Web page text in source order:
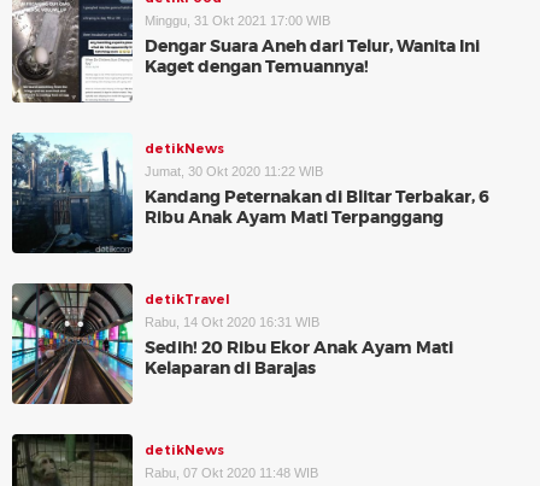
Minggu, 31 Okt 2021 17:00 WIB
Dengar Suara Aneh dari Telur, Wanita Ini
Kaget dengan Temuannya!
detikNews
Jumat, 30 Okt 2020 11:22 WIB
Kandang Peternakan di Blitar Terbakar, 6
Ribu Anak Ayam Mati Terpanggang
detikTravel
Rabu, 14 Okt 2020 16:31 WIB
Sedih! 20 Ribu Ekor Anak Ayam Mati
Kelaparan di Barajas
detikNews
Rabu, 07 Okt 2020 11:48 WIB